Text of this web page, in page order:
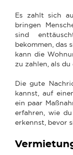
Es zahlt sich
bringen
sind
bekommen, das
kann die
zu zahlen, als
Die gute
kannst, auf
ein paar
erfahren, wie
erkennst, bevor